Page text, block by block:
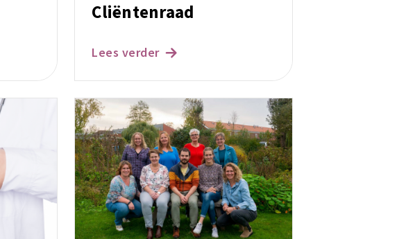
Cliëntenraad
Lees verder